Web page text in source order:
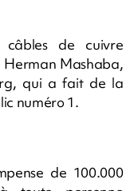
câbles de cuivre
Herman Mashaba,
qui a fait de la
numéro 1.
de 100.000